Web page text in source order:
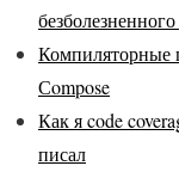
Компиляторные
Сompose
Как я code
писал